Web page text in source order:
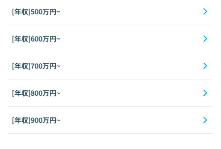
[年収]500万円~
[年収]600万円~
[年収]700万円~
[年収]800万円~
[年収]900万円~